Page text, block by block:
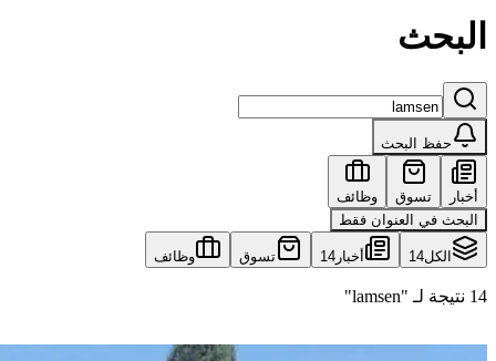
البحث
حفظ البحث
أخبار تسوق
وظائف
البحث في العنوان فقط
الكل14 أخبار 14 تسوق وظائف
14 نتيجة لـ "lamsen"